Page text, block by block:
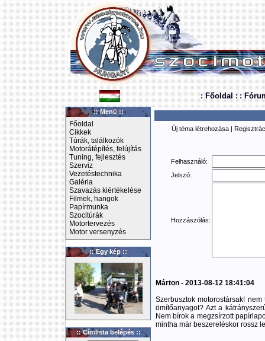
: Főoldal : :
:: Menü ::
Főoldal
Cikkek
Túrák, találkozók
Motorátépítés, felújítás
Tuning, fejlesztés
Szerviz
Vezetéstechnika
Galéria
Szavazás kiértékelése
Filmek, hangok
Papírmunka
Szocitúrák
Motortervezés
Motor versenyzés
:: Egy kép ::
:: Címlista belépés ::
Új téma létrehozása |
Felhasználó:
Jelszó:
Hozzászólás:
Márton - 2013-08-12 18:41:04
Szerbusztok motorostársak!
ömítőanyagot? Azt a
Nem bírok a megzsírzott
mintha már beszereléskor rossz